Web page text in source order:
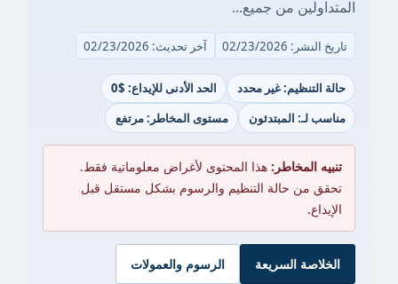
المتداولين من جميع...
تاريخ النشر: 02/23/2026 آخر تحديث: 02/23/2026
حالة التنظيم: غير محدد
الحد الأدنى للإيداع: $0
مناسب لـ: المبتدئون
مستوى المخاطر: مرتفع
تنبيه المخاطر: هذا المحتوى لأغراض معلوماتية فقط.
تحقق من حالة التنظيم والرسوم بشكل مستقل قبل
الإيداع.
الخلاصة السريعة الرسوم والعمولات